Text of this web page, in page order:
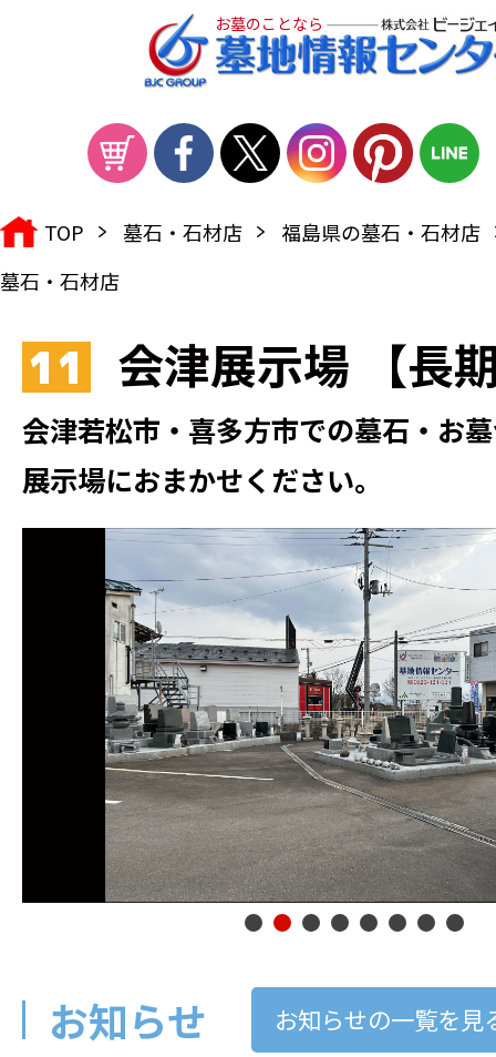
お墓のことなら
TOP 墓石・石材店
福島県の墓石・石材店
墓石・石材店
11 会津展示場 【長
会津若松市・喜多方市での墓石・お
展示場におまかせください。
お知らせ お知らせの一覧を見